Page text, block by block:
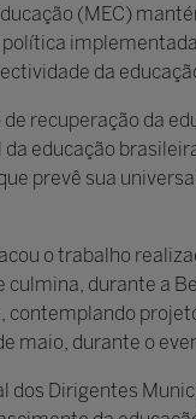
(MEC)
da
recuperação da
educação
prevê sua
o trabalho
durante a
maio, durante o
Dirigentes